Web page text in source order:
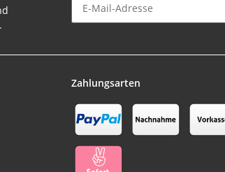
Zahlungsarten